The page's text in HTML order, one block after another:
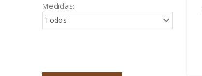
Medidas:
Todos